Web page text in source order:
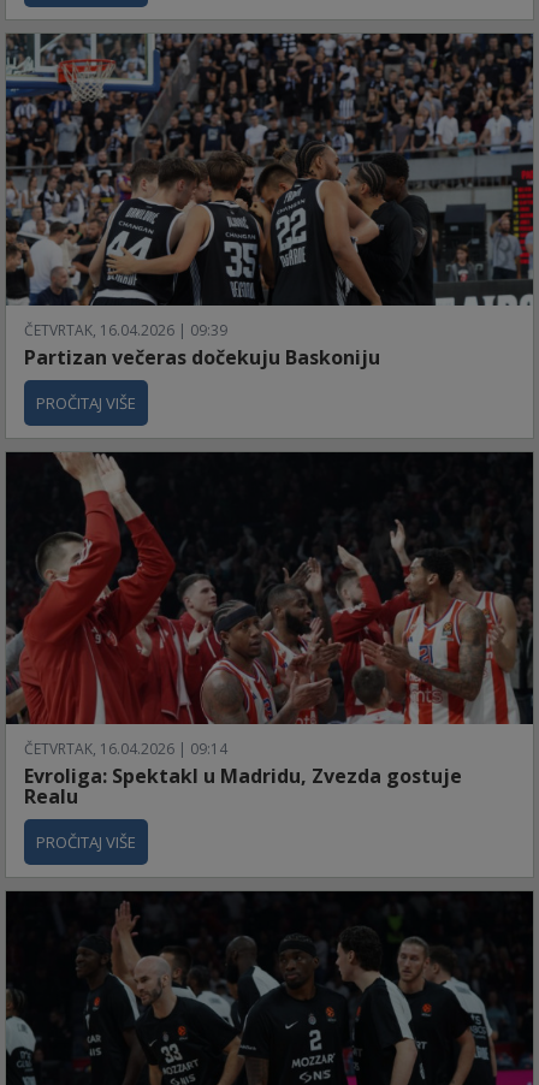
ČETVRTAK, 16.04.2026 | 09:39
Partizan večeras dočekuju Baskoniju
PROČITAJ VIŠE
ČETVRTAK, 16.04.2026 | 09:14
Evroliga: Spektakl u Madridu, Zvezda gostuje
Realu
PROČITAJ VIŠE